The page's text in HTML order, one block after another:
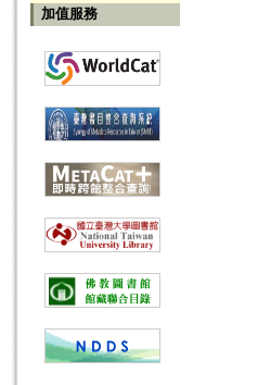
加值服務